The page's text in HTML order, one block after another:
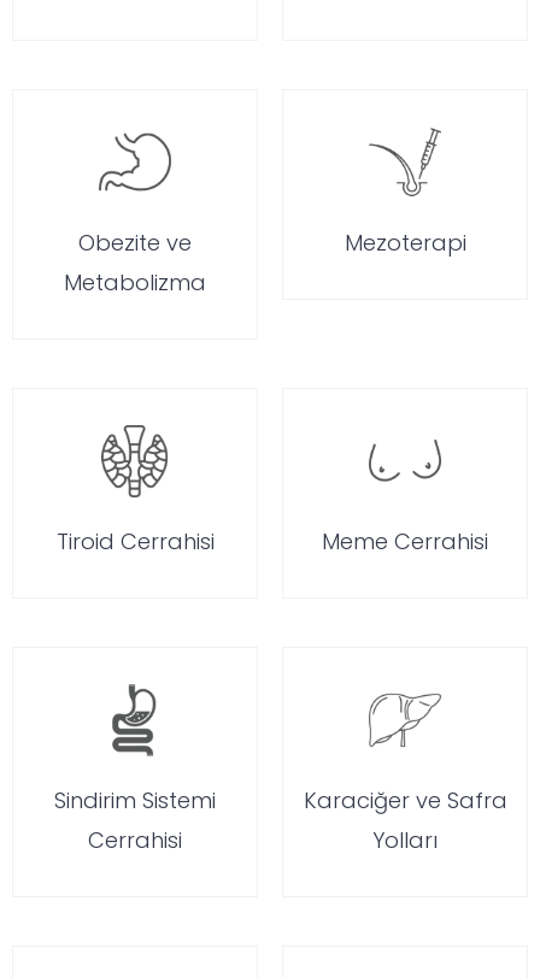
Obezite ve
Metabolizma
Mezoterapi
Tiroid Cerrahisi Meme Cerrahisi
Sindirim Sistemi
Cerrahisi
Karaciğer ve Safra
Yolları